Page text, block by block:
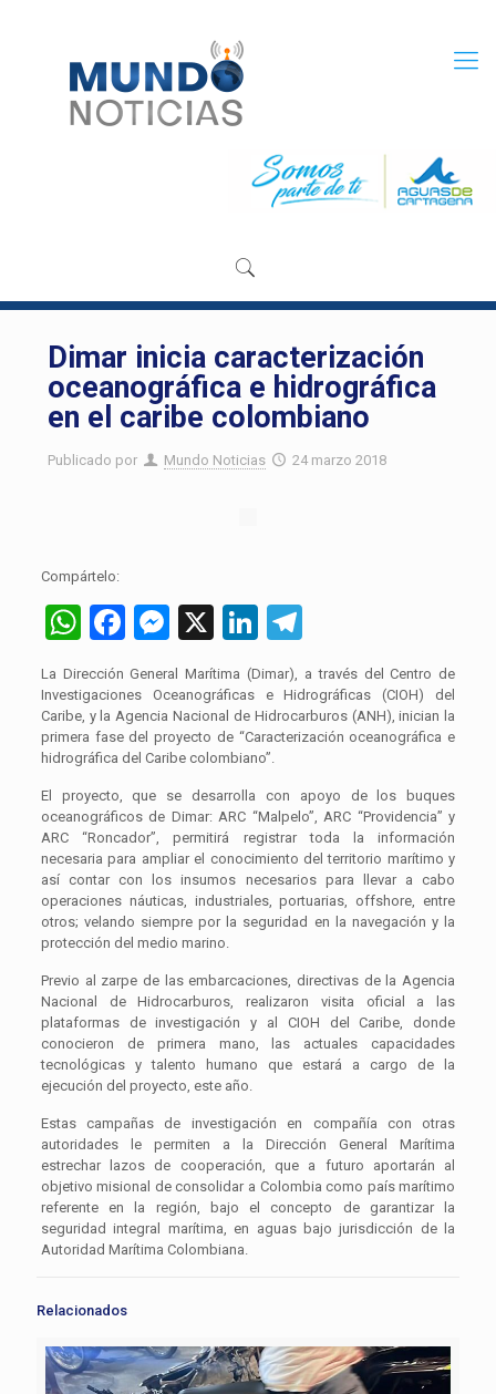
Dimar inicia caracterización
oceanográfica e hidrográfica
en el caribe colombiano
Publicado por Mundo Noticias 24 marzo 2018
Compártelo:
WhatsApp
Facebook
Messenger
X LinkedIn
La Dirección General Marítima (Dimar), a través del Centro de
Investigaciones Oceanográficas e Hidrográficas (CIOH) del
Caribe, y la Agencia Nacional de Hidrocarburos (ANH), inician la
primera fase del proyecto de “Caracterización oceanográfica e
hidrográfica del Caribe colombiano”.
El proyecto, que se desarrolla con apoyo de los buques
oceanográficos de Dimar: ARC “Malpelo”, ARC “Providencia” y
ARC “Roncador”, permitirá registrar toda la información
necesaria para ampliar el conocimiento del territorio marítimo y
así contar con los insumos necesarios para llevar a cabo
operaciones náuticas, industriales, portuarias, offshore, entre
otros; velando siempre por la seguridad en la navegación y la
protección del medio marino.
Previo al zarpe de las embarcaciones, directivas de la Agencia
Nacional de Hidrocarburos, realizaron visita oficial a las
plataformas de investigación y al CIOH del Caribe, donde
conocieron de primera mano, las actuales capacidades
tecnológicas y talento humano que estará a cargo de la
ejecución del proyecto, este año.
Estas campañas de investigación en compañía con otras
autoridades le permiten a la Dirección General Marítima
estrechar lazos de cooperación, que a futuro aportarán al
objetivo misional de consolidar a Colombia como país marítimo
referente en la región, bajo el concepto de garantizar la
seguridad integral marítima, en aguas bajo jurisdicción de la
Autoridad Marítima Colombiana.
Relacionados